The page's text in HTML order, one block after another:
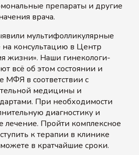
препараты и другие
врача.
мультифолликулярные
консультацию в Центр
жизни». Наши гинекологи-
всё об этом состоянии и
МФЯ в соответствии с
медицины и
При необходимости
диагностику и
лечение. Пройти комплексное
к терапии в клинике
в кратчайшие сроки.